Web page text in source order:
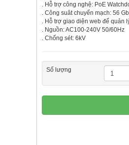
. Hỗ trợ công nghệ: PoE
. Công suât chuyển mạch: 56
. Hỗ trợ giao diện web để quản
. Nguồn: AC100-240V 50/60Hz
. Chống sét: 6kV
Số lượng